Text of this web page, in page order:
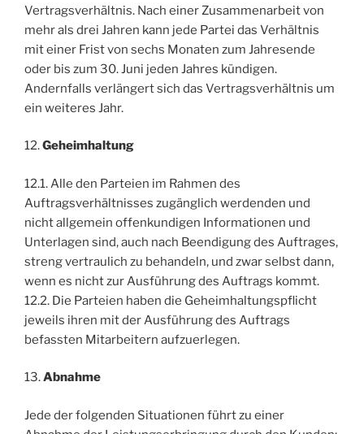
Vertragsverhältnis. Nach einer Zusammenarbeit von
mehr als drei Jahren kann jede Partei das Verhältnis
mit einer Frist von sechs Monaten zum Jahresende
oder bis zum 30. Juni jeden Jahres kündigen.
Andernfalls verlängert sich das Vertragsverhältnis um
ein weiteres Jahr.
12.Geheimhaltung
12.1. Alle den Parteien im Rahmen des
Auftragsverhältnisses zugänglich werdenden und
nicht allgemein offenkundigen Informationen und
Unterlagen sind, auch nach Beendigung des Auftrages,
streng vertraulich zu behandeln, und zwar selbst dann,
wenn es nicht zur Ausführung des Auftrags kommt.
12.2. Die Parteien haben die Geheimhaltungspflicht
jeweils ihren mit der Ausführung des Auftrags
befassten Mitarbeitern aufzuerlegen.
13.Abnahme
Jede der folgenden Situationen führt zu einer